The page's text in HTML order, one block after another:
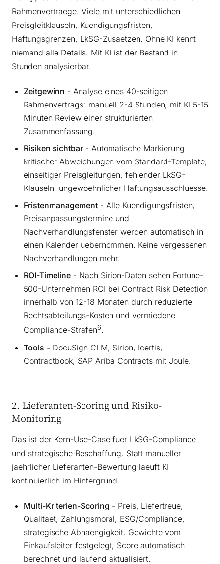
Rahmenvertraege. Viele mit unterschiedlichen
Preisgleitklauseln, Kuendigungsfristen,
Haftungsgrenzen, LkSG-Zusaetzen. Ohne KI kennt
niemand alle Details. Mit KI ist der Bestand in
Stunden analysierbar.
Zeitgewinn - Analyse eines 40-seitigen
Rahmenvertrags: manuell 2-4 Stunden, mit KI 5-15
Minuten Review einer strukturierten
Zusammenfassung.
Risiken sichtbar - Automatische Markierung
kritischer Abweichungen vom Standard-Template,
einseitiger Preisgleitungen, fehlender LkSG-
Klauseln, ungewoehnlicher Haftungsausschluesse.
Fristenmanagement - Alle Kuendigungsfristen,
Preisanpassungstermine und
Nachverhandlungsfenster werden automatisch in
einen Kalender uebernommen. Keine vergessenen
Nachverhandlungen mehr.
ROI-Timeline - Nach Sirion-Daten sehen Fortune-
500-Unternehmen ROI bei Contract Risk Detection
innerhalb von 12-18 Monaten durch reduzierte
Rechtsabteilungs-Kosten und vermiedene
Compliance-Strafen6.
Tools - DocuSign CLM, Sirion, Icertis,
Contractbook, SAP Ariba Contracts mit Joule.
2. Lieferanten-Scoring und Risiko-
Monitoring
Das ist der Kern-Use-Case fuer LkSG-Compliance
und strategische Beschaffung. Statt manueller
jaehrlicher Lieferanten-Bewertung laeuft KI
kontinuierlich im Hintergrund.
Multi-Kriterien-Scoring - Preis, Liefertreue,
Qualitaet, Zahlungsmoral, ESG/Compliance,
strategische Abhaengigkeit. Gewichte vom
Einkaufsleiter festgelegt, Score automatisch
berechnet und laufend aktualisiert.